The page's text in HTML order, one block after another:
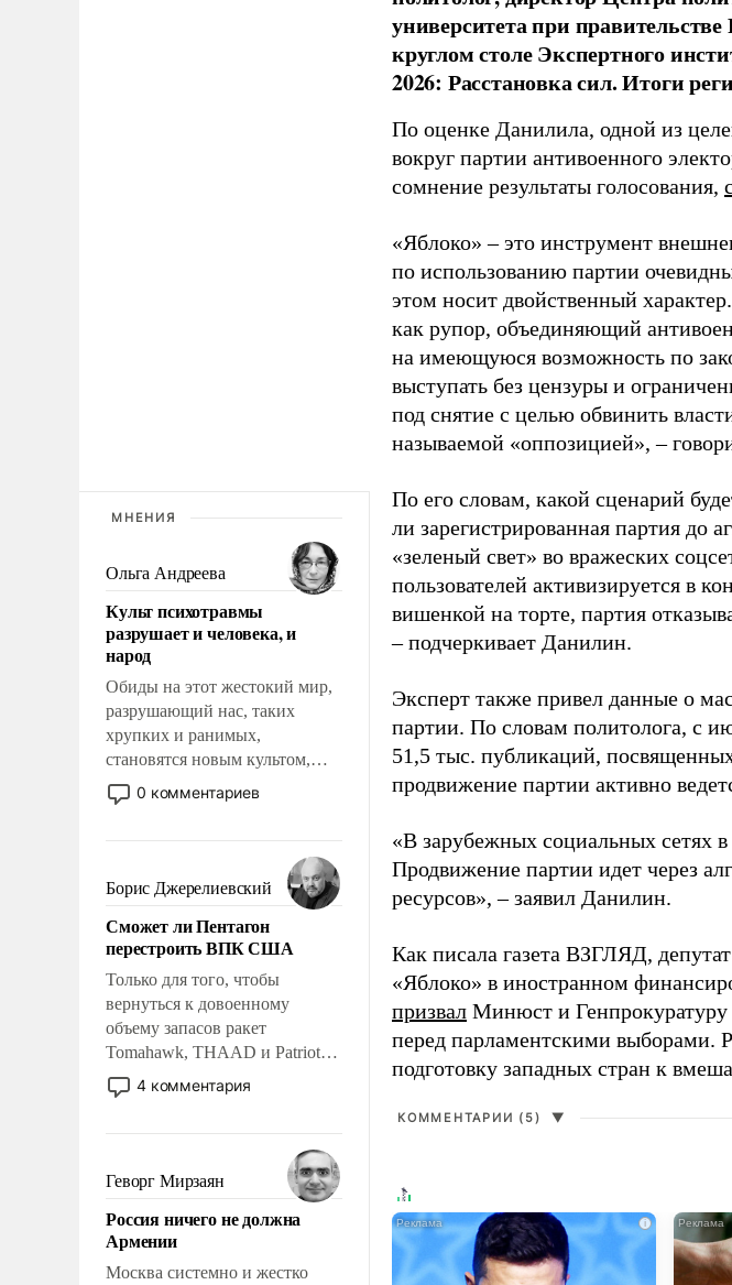
МНЕНИЯ
Ольга Андреева
Культ психотравмы
разрушает и человека, и
народ
Обиды на этот жестокий мир,
разрушающий нас, таких
хрупких и ранимых,
становятся новым культом,
постепенно вытесняя и
отменяя традиционное
мужественным и твердым под
ударами судьбы, брать на себя
ответственность, помогать
слабым, идти вперед и
адаптироваться.
0 комментариев
Борис Джерелиевский
Сможет ли Пентагон
перестроить ВПК США
Только для того, чтобы
вернуться к довоенному
объему запасов ракет
Tomahawk, THAAD и Patriot
США потребуется более трех
лет. Даже небольшая война с
Сложившаяся ситуация
означает многолетний период
уязвимости США, например,
перед Китаем.
4 комментария
Геворг Мирзаян
Россия ничего не должна
Армении
Москва системно и жестко
университета при
круглом столе Экспертного
2026: Расстановка сил. Итоги
По оценке Данилила, одной из
вокруг партии антивоенного
сомнение результаты голосования,
«Яблоко» – это инструмент
по использованию партии
этом носит двойственный
как рупор, объединяющий
на имеющуюся возможность по
выступать без цензуры и
под снятие с целью обвинить
называемой «оппозицией», –
По его словам, какой сценарий
ли зарегистрированная партия до
«зеленый свет» во вражеских
пользователей активизируется в
вишенкой на торте, партия
– подчеркивает Данилин.
Эксперт также привел данные о
партии. По словам политолога, с
51,5 тыс. публикаций,
продвижение партии активно
«В зарубежных социальных сетях
Продвижение партии идет через
ресурсов», – заявил Данилин.
Как писала газета ВЗГЛЯД,
«Яблоко» в иностранном
призвал Минюст и Генпрокуратуру
перед парламентскими выборами.
подготовку западных стран к
КОММЕНТАРИИ (5) ▼
i